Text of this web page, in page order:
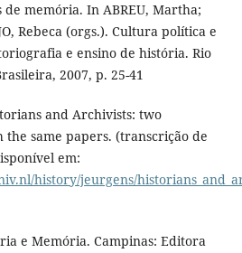
memória. In ABREU, Martha;
Rebeca (orgs.). Cultura política e
e ensino de história. Rio
2007, p. 25-41
and Archivists: two
same papers. (transcrição de
em:
history/jeurgens/
e Memória. Campinas: Editora